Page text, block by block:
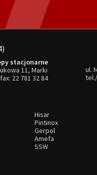
stacjonarne
11, Marki
22 781 32 84
ul.
Hisar
Pintinox
Gerpol
Amefa
SSW